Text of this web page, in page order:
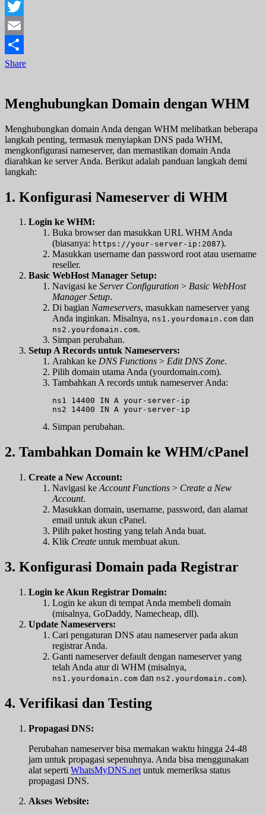
X
Twitter
Email
Share
Menghubungkan Domain dengan WHM
Menghubungkan domain Anda dengan WHM melibatkan beberapa
langkah penting, termasuk menyiapkan DNS pada WHM,
mengkonfigurasi nameserver, dan memastikan domain Anda
diarahkan ke server Anda. Berikut adalah panduan langkah demi
langkah:
1. Konfigurasi Nameserver di WHM
Login ke WHM:
Buka browser dan masukkan URL WHM Anda
(biasanya: https://your-server-ip:2087).
Masukkan username dan password root atau username
reseller.
Basic WebHost Manager Setup:
Navigasi ke Server Configuration > Basic WebHost
Manager Setup.
Di bagian Nameservers, masukkan nameserver yang
Anda inginkan. Misalnya, ns1.yourdomain.com dan
ns2.yourdomain.com.
Simpan perubahan.
Setup A Records untuk Nameservers:
Arahkan ke DNS Functions > Edit DNS Zone.
Pilih domain utama Anda (yourdomain.com).
Tambahkan A records untuk nameserver Anda:
ns1 14400 IN A your-server-ip
ns2 14400 IN A your-server-ip
Simpan perubahan.
2. Tambahkan Domain ke WHM/cPanel
Create a New Account:
Navigasi ke Account Functions > Create a New
Account.
Masukkan domain, username, password, dan alamat
email untuk akun cPanel.
Pilih paket hosting yang telah Anda buat.
Klik Create untuk membuat akun.
3. Konfigurasi Domain pada Registrar
Login ke Akun Registrar Domain:
Login ke akun di tempat Anda membeli domain
(misalnya, GoDaddy, Namecheap, dll).
Update Nameservers:
Cari pengaturan DNS atau nameserver pada akun
registrar Anda.
Ganti nameserver default dengan nameserver yang
telah Anda atur di WHM (misalnya,
ns1.yourdomain.com dan ns2.yourdomain.com).
4. Verifikasi dan Testing
Propagasi DNS:
Perubahan nameserver bisa memakan waktu hingga 24-48
jam untuk propagasi sepenuhnya. Anda bisa menggunakan
alat seperti WhatsMyDNS.net untuk memeriksa status
propagasi DNS.
Akses Website: